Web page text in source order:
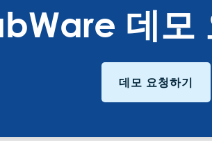
데모
데모 요청하기